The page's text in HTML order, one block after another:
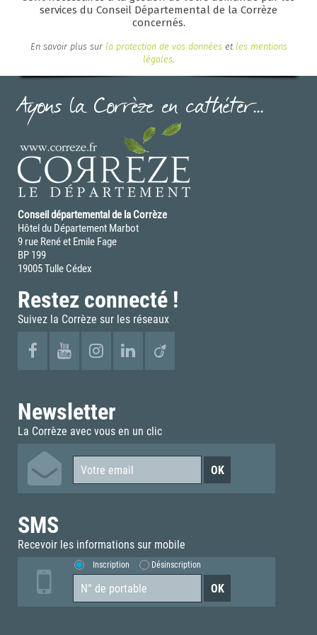
la demande ne pourra pas être traitée.
services du Conseil Départemental de la Corrèze
concernés.
En savoir plus surla protection de vos données et les mentions
légales.
Ayons la Corrèze en cathéter...
Conseil départemental de la Corrèze
Hôtel du Département Marbot
9 rue René et Emile Fage
BP 199
19005 Tulle Cédex
Restez connecté !
Suivez la Corrèze sur les réseaux
Newsletter
La Corrèze avec vous en un clic
SMS
Recevoir les informations sur mobile
Inscription Désinscription